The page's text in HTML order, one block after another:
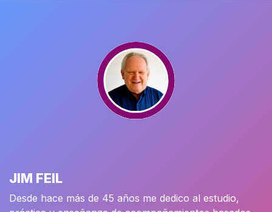
JIM FEIL
Desde hace más de 45 años me dedico al estudio,